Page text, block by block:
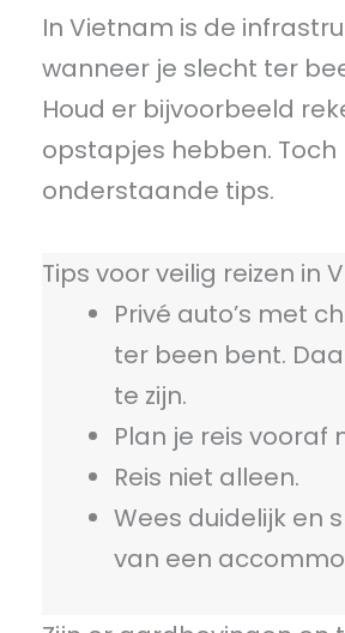
In Vietnam is de
wanneer je slecht ter
Houd er bijvoorbeeld
opstapjes hebben.
onderstaande tips.
Tips voor veilig reizen in
Privé auto’s met
ter been bent.
te zijn.
Plan je reis vooraf
Reis niet alleen.
Wees duidelijk en
van een